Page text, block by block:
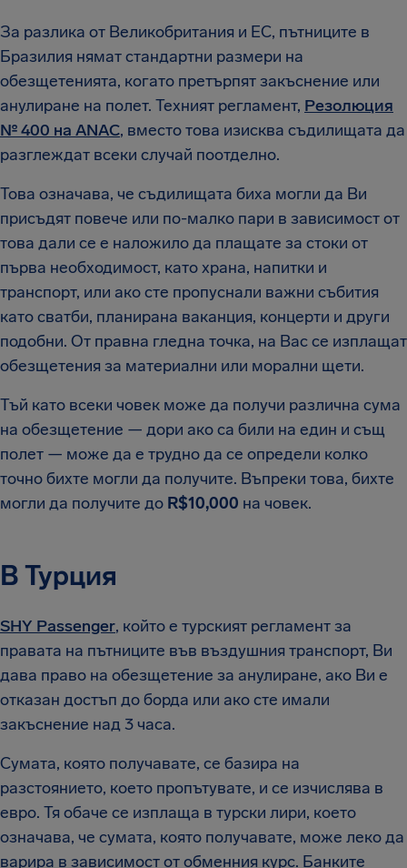
За разлика от Великобритания и ЕС, пътниците в
Бразилия нямат стандартни размери на
обезщетенията, когато претърпят закъснение или
анулиране на полет. Техният регламент, Резолюция
№ 400 на ANAC, вместо това изисква съдилищата да
разглеждат всеки случай поотделно.
Това означава, че съдилищата биха могли да Ви
присъдят повече или по-малко пари в зависимост от
това дали се е наложило да плащате за стоки от
първа необходимост, като храна, напитки и
транспорт, или ако сте пропуснали важни събития
като сватби, планирана ваканция, концерти и други
подобни. От правна гледна точка, на Вас се изплащат
обезщетения за материални или морални щети.
Тъй като всеки човек може да получи различна сума
на обезщетение — дори ако са били на един и същ
полет — може да е трудно да се определи колко
точно бихте могли да получите. Въпреки това, бихте
могли да получите до R$10,000 на човек.
В Турция
SHY Passenger, който е турският регламент за
правата на пътниците във въздушния транспорт, Ви
дава право на обезщетение за анулиране, ако Ви е
отказан достъп до борда или ако сте имали
закъснение над 3 часа.
Сумата, която получавате, се базира на
разстоянието, което пропътувате, и се изчислява в
евро. Тя обаче се изплаща в турски лири, което
означава, че сумата, която получавате, може леко да
варира в зависимост от обменния курс. Банките